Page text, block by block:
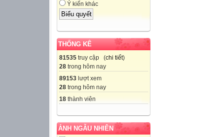
Ý kiến khác
THỐNG KÊ
81535 truy cập (chi tiết)
28 trong hôm nay
89153 lượt xem
28 trong hôm nay
18 thành viên
ẢNH NGẪU NHIÊN